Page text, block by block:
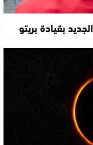
بقيادة بريتو